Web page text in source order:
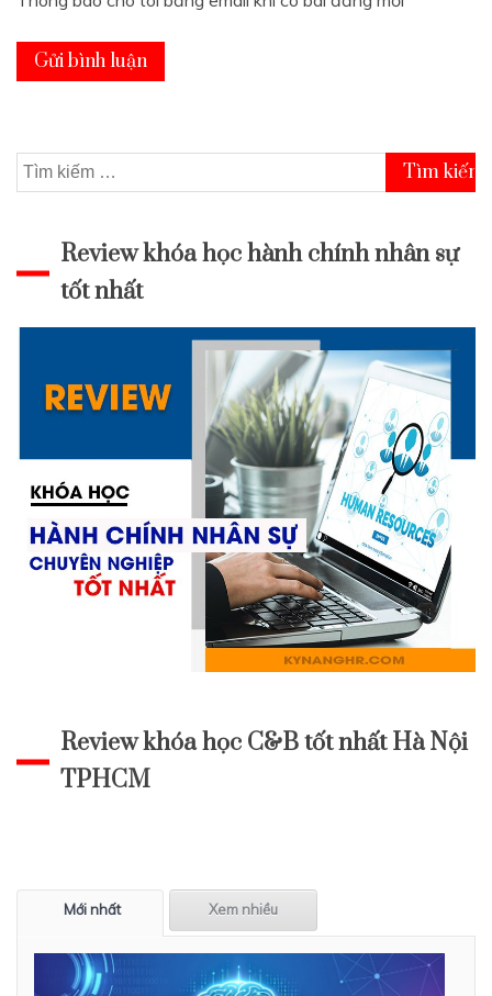
Tìm
kiếm
Review khóa học hành chính nhân sự
tốt nhất
Review khóa học C&B tốt nhất Hà Nội
TPHCM
Mới nhất Xem nhiều